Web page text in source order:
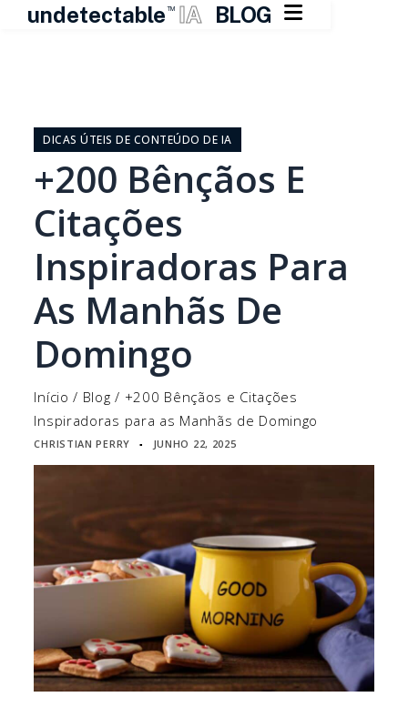
undetectable TM IA BLOG 
conteúdo
DICAS ÚTEIS DE CONTEÚDO DE IA
+200 Bênçãos E
Citações
Inspiradoras Para
As Manhãs De
Domingo
Início / Blog / +200 Bênçãos e Citações
Inspiradoras para as Manhãs de Domingo
CHRISTIAN PERRY ▪ JUNHO 22, 2025